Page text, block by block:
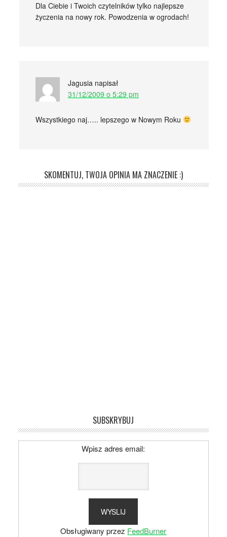
Dla Ciebie i Twoich czytelników tylko najlepsze
życzenia na nowy rok. Powodzenia w ogrodach!
Jagusia napisał
31/12/2009 o 5:29 pm
Wszystkiego naj….. lepszego w Nowym Roku
SKOMENTUJ, TWOJA OPINIA MA ZNACZENIE :)
SUBSKRYBUJ
Wpisz adres email:
Obsługiwany przez FeedBurner